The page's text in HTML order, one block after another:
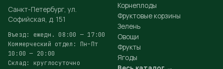
Санкт-Петербург, ул.
Софийская, д. 151
Въезд: ежедн. 08:00 — 17:00
Коммерческий отдел: Пн–Пт
10:00 — 20:00
Склад: круглосуточно
Корнеплоды
Фруктовые корзины
Зелень
Овощи
Фрукты
Ягоды